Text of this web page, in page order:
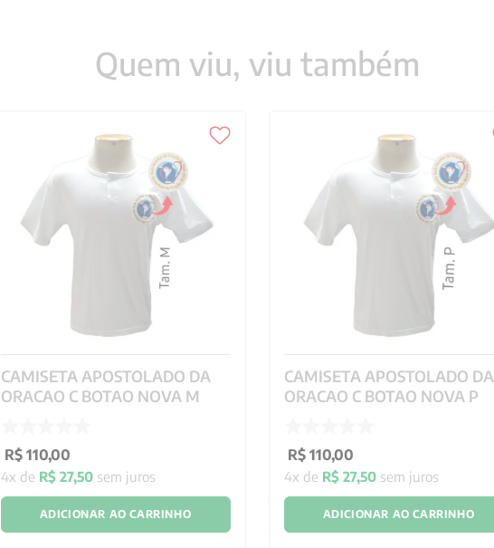
Quem viu, viu também
CAMISETA APOSTOLADO DA
ORACAO C BOTAO NOVA M
R$ 110,00
4x de R$ 27,50sem juros
ADICIONAR AO CARRINHO
CAMISETA APOSTOLADO DA
ORACAO C BOTAO NOVA P
R$ 110,00
4x de R$ 27,50sem juros
ADICIONAR AO CARRINHO